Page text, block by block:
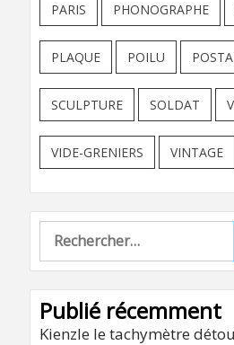
PARIS PHONOGRAPHE
PLAQUE POILU
SCULPTURE SOLDAT
VIDE-GRENIERS VINTAGE
Rechercher :
Publié récemment
Kienzle le tachymètre